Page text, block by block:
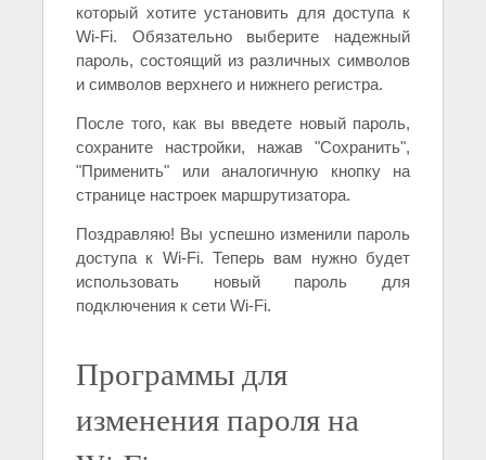
который хотите установить для доступа к
Wi-Fi. Обязательно выберите надежный
пароль, состоящий из различных символов
и символов верхнего и нижнего регистра.
После того, как вы введете новый пароль,
сохраните настройки, нажав "Сохранить",
"Применить" или аналогичную кнопку на
странице настроек маршрутизатора.
Поздравляю! Вы успешно изменили пароль
доступа к Wi-Fi. Теперь вам нужно будет
использовать новый пароль для
подключения к сети Wi-Fi.
Программы для
изменения пароля на